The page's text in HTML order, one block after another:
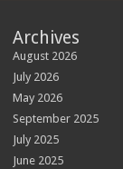
Archives
August 2026
July 2026
May 2026
September 2025
July 2025
June 2025